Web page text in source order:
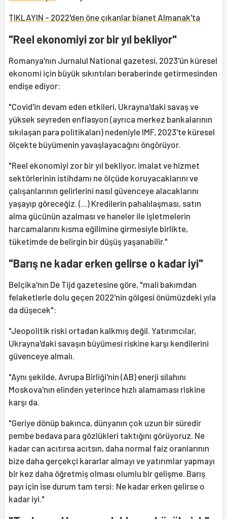
TIKLAYIN - 2022'den öne çıkanlar bianet Almanak'ta
"Reel ekonomiyi zor bir yıl bekliyor"
Romanya'nın Jurnalul National gazetesi, 2023'ün küresel
ekonomi için büyük sıkıntıları beraberinde getirmesinden
endişe ediyor:
"Covid'in devam eden etkileri, Ukrayna'daki savaş ve
yüksek seyreden enflasyon (ayrıca merkez bankalarının
sıkılaşan para politikaları) nedeniyle IMF, 2023'te küresel
ölçekte büyümenin yavaşlayacağını öngörüyor.
"Reel ekonomiyi zor bir yıl bekliyor, imalat ve hizmet
sektörlerinin istihdamı ne ölçüde koruyacaklarını ve
çalışanlarının gelirlerini nasıl güvenceye alacaklarını
yaşayıp göreceğiz. (...) Kredilerin pahalılaşması, satın
alma gücünün azalması ve haneler ile işletmelerin
harcamalarını kısma eğilimine girmesiyle birlikte,
tüketimde de belirgin bir düşüş yaşanabilir."
"Barış ne kadar erken gelirse o kadar iyi"
Belçika'nın De Tijd gazetesine göre, "mali bakımdan
felaketlerle dolu geçen 2022'nin gölgesi önümüzdeki yıla
da düşecek":
"Jeopolitik riski ortadan kalkmış değil. Yatırımcılar,
Ukrayna'daki savaşın büyümesi riskine karşı kendilerini
güvenceye almalı.
"Aynı şekilde, Avrupa Birliği'nin (AB) enerji silahını
Moskova'nın elinden yeterince hızlı alamaması riskine
karşı da.
"Geriye dönüp bakınca, dünyanın çok uzun bir süredir
pembe bedava para gözlükleri taktığını görüyoruz. Ne
kadar can acıtırsa acıtsın, daha normal faiz oranlarının
bize daha gerçekçi kararlar almayı ve yatırımlar yapmayı
bir kez daha öğretmiş olması olumlu bir gelişme. Barış
payı için ise durum tam tersi: Ne kadar erken gelirse o
kadar iyi."